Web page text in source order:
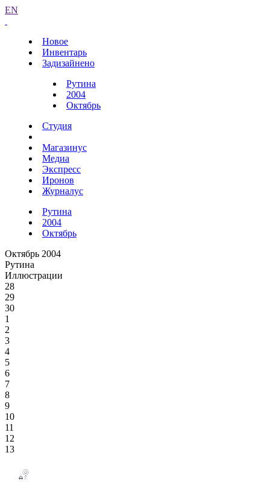
EN
Новое
Инвентарь
Задизайнено
Рутина
2004
Октябрь
Студия
Магазинус
Медиа
Экспресс
Иронов
Журналус
Рутина
2004
Октябрь
Октябрь 2004
Рутина
Иллюстрации
28
29
30
1
2
3
4
5
6
7
8
9
10
11
12
13